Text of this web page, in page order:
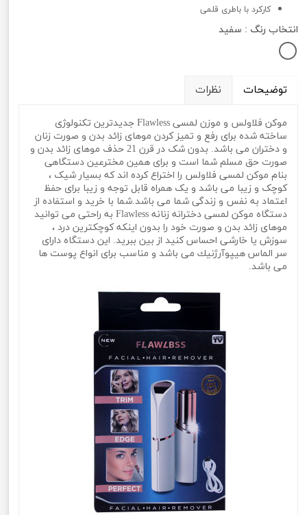
کارکرد با باطری قلمی
انتخاب رنگ : سفید
توضیحات نظرات
موکن فلاولس و موزن لمسی Flawless جدیدترین تکنولوژی
ساخته شده برای رفع و تمیز کردن موهای زائد بدن و صورت زنان
و دختران می باشد. بدون شک در قرن 21 حذف موهای زائد بدن و
صورت حق مسلم شما است و برای همین مخترعین دستگاهی
بنام موکن لمسی فلاولس را اختراع کرده اند که بسیار شیک ،
کوچک و زیبا می باشد و یک همراه قابل توجه و زیبا برای حفظ
اعتماد به نفس و زندگی شما می باشد.شما با خرید و استفاده از
دستگاه موکن لمسی دخترانه زنانه Flawless به راحتی می توانید
موهای زائد بدن و صورت خود را بدون اینکه کوچکترین درد ،
سوزش یا خارشی احساس کنید از بین ببرید. این دستگاه دارای
سر الماس هيپوآرژنيك می باشد و مناسب برای انواع پوست ها
می باشد.